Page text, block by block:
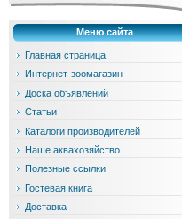
Меню сайта
Главная страница
Интернет-зоомагазин
Доска объявлений
Статьи
Каталоги производителей
Наше аквахозяйство
Полезные ссылки
Гостевая книга
Доставка